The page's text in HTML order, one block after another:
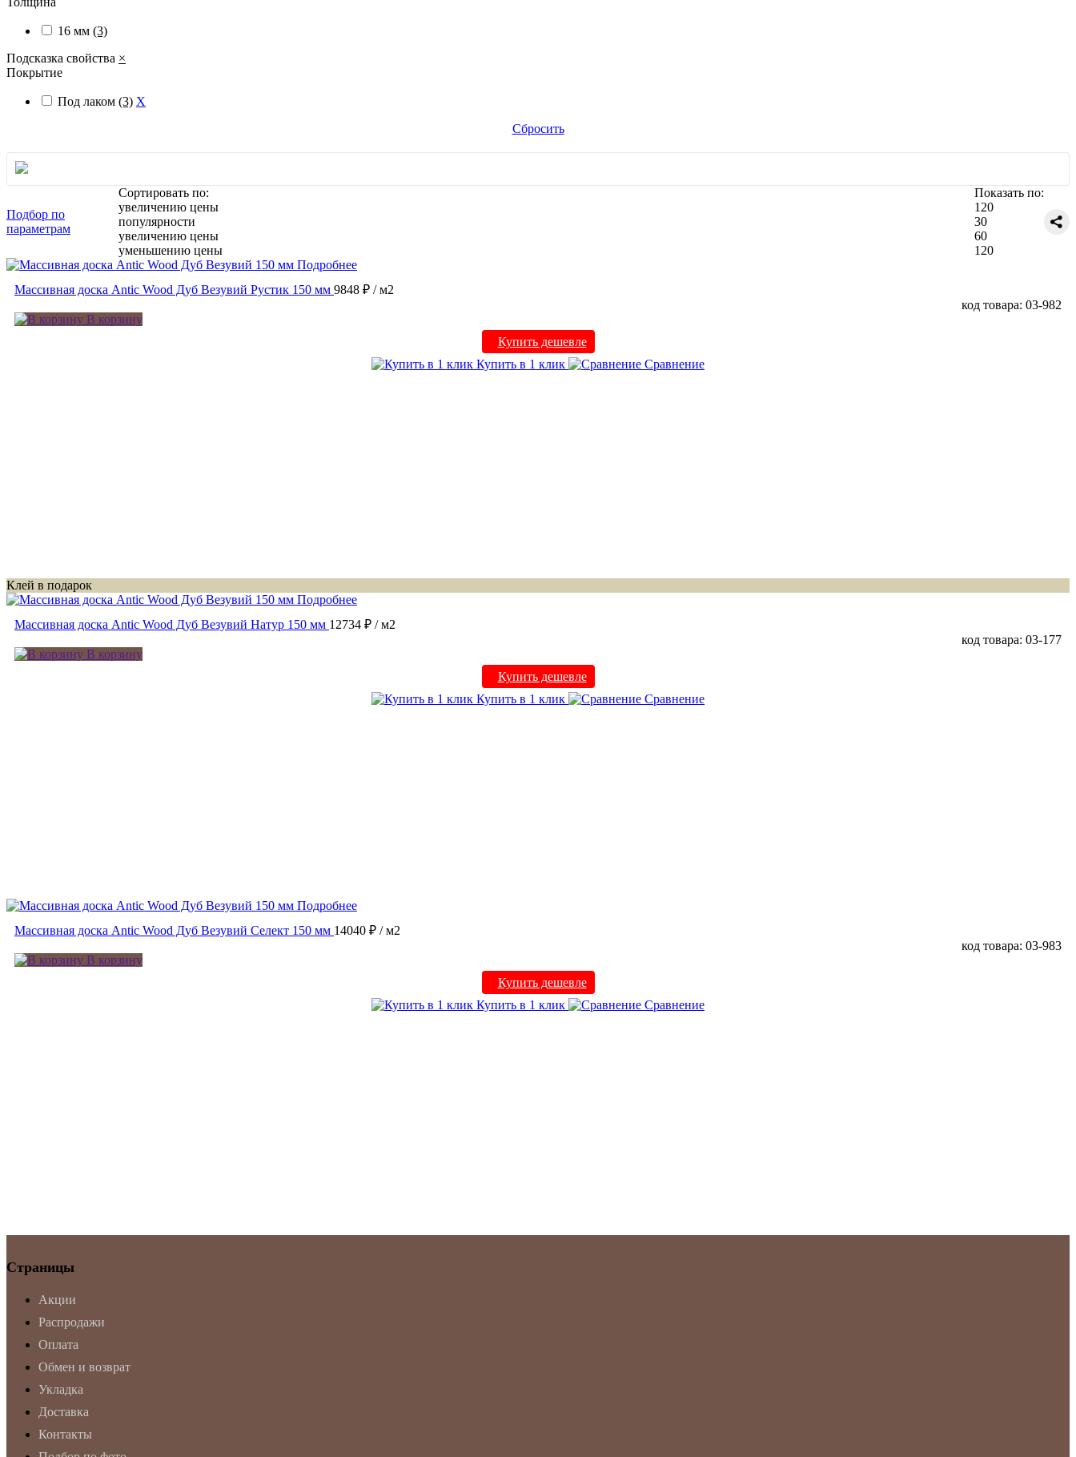
16 мм (3)
Подсказка свойства ×
Покрытие
Под лаком (3) X
Сбросить
Подбор по
параметрам
Сортировать по:
увеличению цены
популярности
увеличению цены
уменьшению цены
Показать по:
120
30
60
120
Подробнее
Массивная доска Antic Wood Дуб Везувий Рустик 150 мм 9848 ₽ / м2
код товара: 03-982
В корзину
Купить дешевле
Купить в 1 клик
Сравнение
Клей в подарок
Подробнее
Массивная доска Antic Wood Дуб Везувий Натур 150 мм 12734 ₽ / м2
код товара: 03-177
В корзину
Купить дешевле
Купить в 1 клик
Сравнение
Подробнее
Массивная доска Antic Wood Дуб Везувий Селект 150 мм 14040 ₽ / м2
код товара: 03-983
В корзину
Купить дешевле
Купить в 1 клик
Сравнение
Страницы
Акции
Распродажи
Оплата
Обмен и возврат
Укладка
Доставка
Контакты